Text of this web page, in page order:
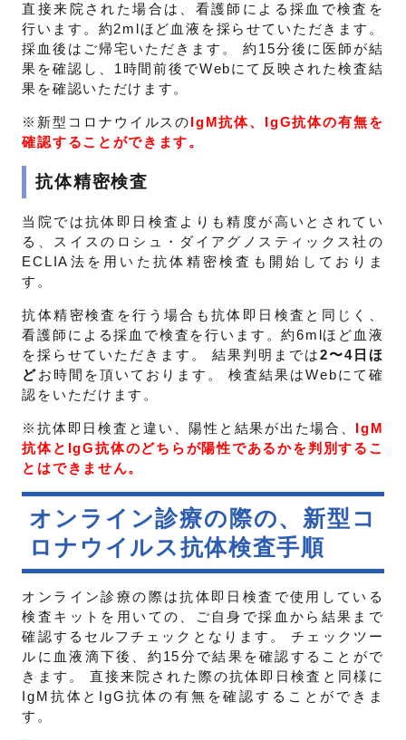
直接来院された場合は、看護師による採血で検査を
行います。約2mlほど血液を採らせていただきます。
採血後はご帰宅いただきます。 約15分後に医師が結
果を確認し、1時間前後でWebにて反映された検査結
果を確認いただけます。
※新型コロナウイルスのIgM抗体、IgG抗体の有無を
確認することができます。
抗体精密検査
当院では抗体即日検査よりも精度が高いとされてい
る、スイスのロシュ・ダイアグノスティックス社の
ECLIA法を用いた抗体精密検査も開始しておりま
す。
抗体精密検査を行う場合も抗体即日検査と同じく、
看護師による採血で検査を行います。約6mlほど血液
を採らせていただきます。 結果判明までは2〜4日ほ
どお時間を頂いております。 検査結果はWebにて確
認をいただけます。
※抗体即日検査と違い、陽性と結果が出た場合、 IgM
抗体とIgG抗体のどちらが陽性であるかを判別するこ
とはできません。
オンライン診療の際の、新型コ
ロナウイルス抗体検査手順
オンライン診療の際は抗体即日検査で使用している
検査キットを用いての、ご自身で採血から結果まで
確認するセルフチェックとなります。 チェックツー
ルに血液滴下後、約15分で結果を確認することがで
きます。 直接来院された際の抗体即日検査と同様に
IgM抗体とIgG抗体の有無を確認することができま
す。